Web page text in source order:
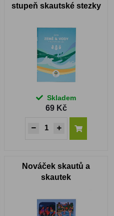
stupeň skautské stezky
Skladem
69 Kč
Nováček skautů a
skautek